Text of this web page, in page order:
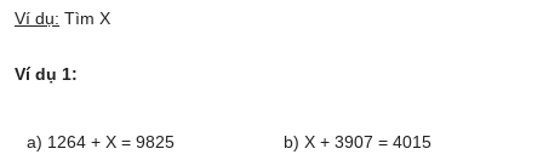
Ví dụ: Tìm X
Ví dụ 1:
a) 1264 + X = 9825
b) X + 3907 = 4015